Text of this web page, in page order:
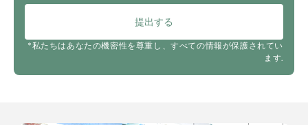
提出する
*私たちはあなたの機密性を尊重し、すべての情報が保護されてい
ます.